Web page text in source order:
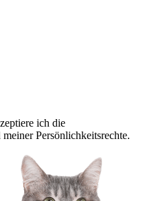
ich die
meiner Persönlichkeitsrechte.